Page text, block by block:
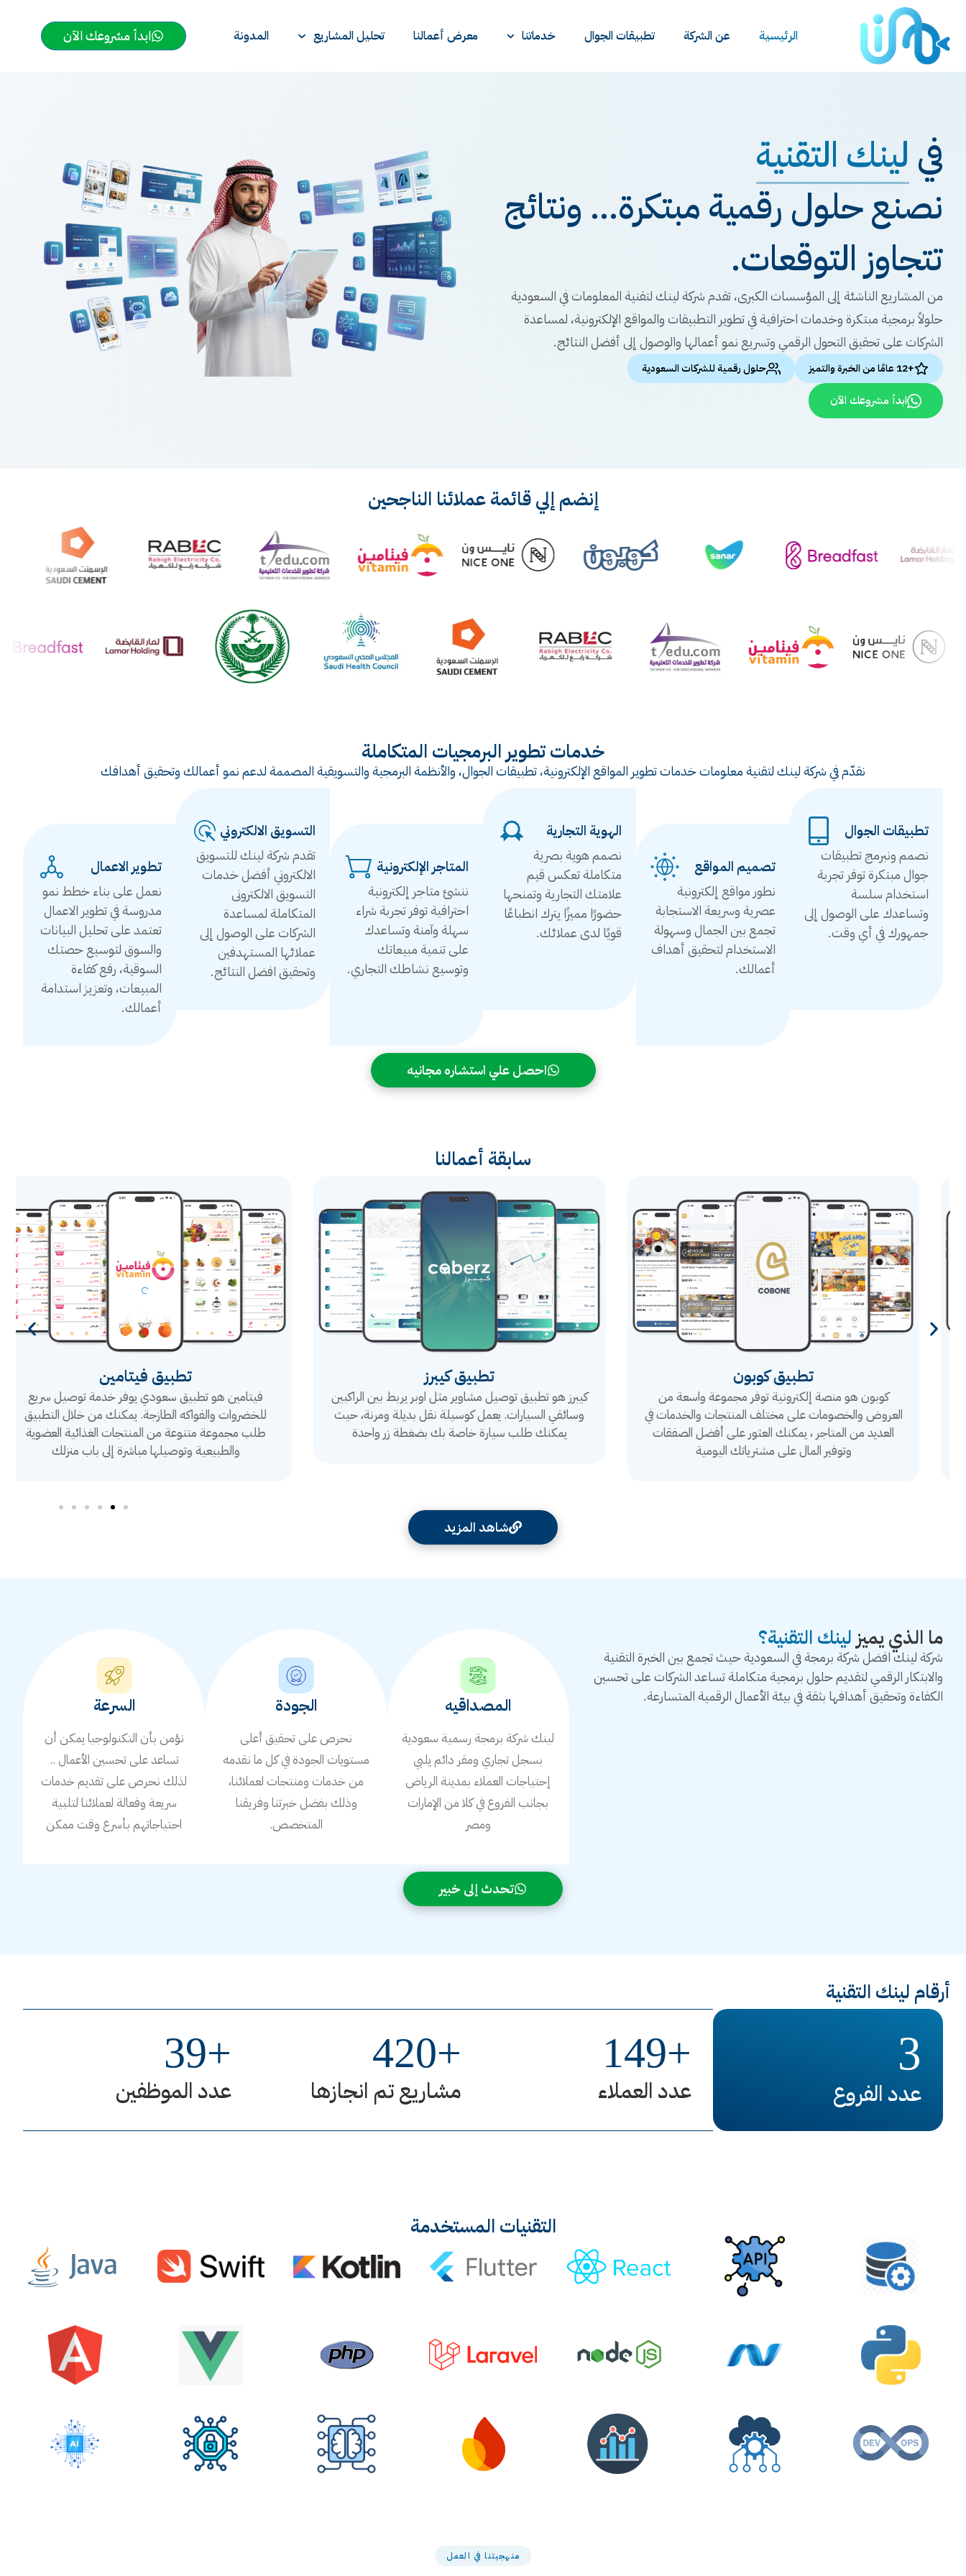
الرئيسية عن الشركة تطبيقات الجوال خدماتنا معرض أعمالنا تحليل المشاريع المدونة ابدأ مشروعك الآن
في لينك التقنية
نصنع حلول رقمية مبتكرة... ونتائج
تتجاوز التوقعات.
من المشاريع الناشئة إلى المؤسسات الكبرى، تقدم شركة لينك لتقنية المعلومات في السعودية
حلولاً برمجية مبتكرة وخدمات احترافية في تطوير التطبيقات والمواقع الإلكترونية، لمساعدة
الشركات على تحقيق التحول الرقمي وتسريع نمو أعمالها والوصول إلى أفضل النتائج.
+12 عامًا من الخبرة والتميز حلول رقمية للشركات السعودية
ابدأ مشروعك الآن
إنضم إلي قائمة عملائنا الناجحين
خدمات تطوير البرمجيات المتكاملة
نقدّم في شركة لينك لتقنية معلومات خدمات تطوير المواقع الإلكترونية، تطبيقات الجوال، والأنظمة البرمجية والتسويقية المصممة لدعم نمو أعمالك وتحقيق أهدافك
تطبيقات الجوال
نصمم ونبرمج تطبيقات
جوال مبتكرة توفر تجربة
استخدام سلسة
وتساعدك على الوصول إلى
جمهورك في أي وقت.
تصميم المواقع
نطور مواقع إلكترونية
عصرية وسريعة الاستجابة
تجمع بين الجمال وسهولة
الاستخدام لتحقيق أهداف
أعمالك.
الهوية التجارية
نصمم هوية بصرية
متكاملة تعكس قيم
علامتك التجارية وتمنحها
حضورًا مميزًا يترك انطباعًا
قويًا لدى عملائك.
المتاجر الإلكترونية
ننشئ متاجر إلكترونية
احترافية توفر تجربة شراء
سهلة وآمنة وتساعدك
على تنمية مبيعاتك
وتوسيع نشاطك التجاري.
التسويق الالكتروني
تقدم شركة لينك للتسويق
الالكتروني أفضل خدمات
التسويق الالكترونى
المتكاملة لمساعدة
الشركات على الوصول إلى
عملائها المستهدفين
وتحقيق افضل النتائج.
تطوير الاعمال
نعمل على بناء خطط نمو
مدروسة في تطوير الاعمال
تعتمد على تحليل البيانات
والسوق لتوسيع حصتك
السوقية، رفع كفاءة
المبيعات، وتعزيز استدامة
أعمالك.
احصل علي استشاره مجانيه
سابقة أعمالنا
تطبيق كوبون
كوبون هو منصة إلكترونية توفر مجموعة واسعة من
العروض والخصومات على مختلف المنتجات والخدمات في
العديد من المتاجر ، يمكنك العثور على أفضل الصفقات
وتوفير المال على مشترياتك اليومية
تطبيق كيبرز
كيبرز هو تطبيق توصيل مشاوير مثل اوبر يربط بين الراكبين
وسائقي السيارات. يعمل كوسيلة نقل بديلة ومرنة، حيث
يمكنك طلب سيارة خاصة بك بضغطة زر واحدة
تطبيق فيتامين
فيتامين هو تطبيق سعودي يوفر خدمة توصيل سريع
للخضروات والفواكه الطازجة. يمكنك من خلال التطبيق
طلب مجموعة متنوعة من المنتجات الغذائية العضوية
والطبيعية وتوصيلها مباشرة إلى باب منزلك
شاهد المزيد
ما الذي يميز لينك التقنية؟
شركة لينك افضل شركة برمجة في السعودية حيث تجمع بين الخبرة التقنية
والابتكار الرقمي لتقديم حلول برمجية متكاملة تساعد الشركات على تحسين
الكفاءة وتحقيق أهدافها بثقة في بيئة الأعمال الرقمية المتسارعة.
المصداقيه
لينك شركة برمجة رسمية سعودية
بسجل تجاري ومقر دائم يلبي
إحتياجات العملاء بمدينة الرياض
بجانب الفروع في كلا من الإمارات
ومصر
الجودة
نحرص على تحقيق أعلى
مستويات الجودة في كل ما نقدمه
من خدمات ومنتجات لعملائنا،
وذلك بفضل خبرتنا وفريقنا
المتخصص.
السرعة
نؤمن بأن التكنولوجيا يمكن أن
تساعد على تحسين الأعمال ..
لذلك نحرص على تقديم خدمات
سريعة وفعالة لعملائنا لتلبية
احتياجاتهم بأسرع وقت ممكن
تحدث إلى خبير
أرقام لينك التقنية
عدد الفروع
3
عدد العملاء
+
149
مشاريع تم انجازها
+
420
عدد الموظفين
+
39
التقنيات المستخدمة
منهجيتنا في العمل